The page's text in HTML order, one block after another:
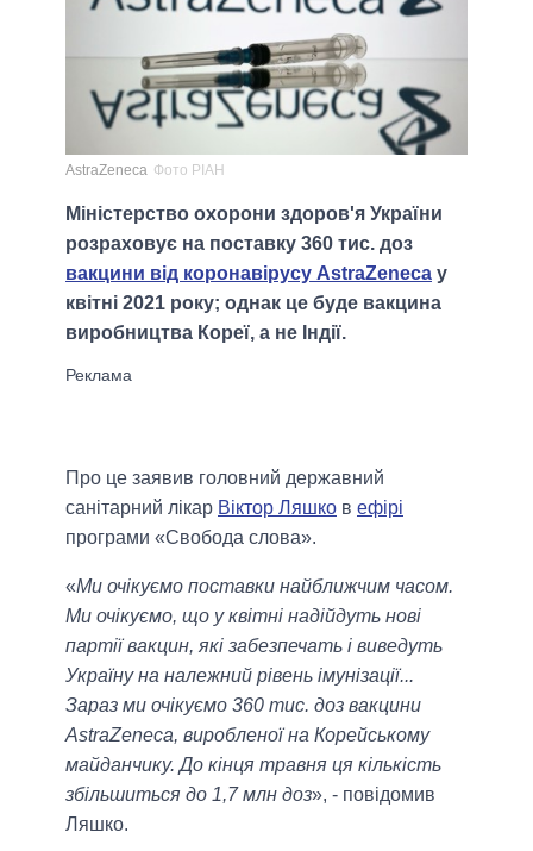
AstraZeneca Фото РІАН
Міністерство охорони здоров'я України
розраховує на поставку 360 тис. доз
вакцини від коронавірусу AstraZeneca у
квітні 2021 року; однак це буде вакцина
виробництва Кореї, а не Індії.
Про це заявив головний державний
санітарний лікар Віктор Ляшко в ефірі
програми «Свобода слова».
«Ми очікуємо поставки найближчим часом.
Ми очікуємо, що у квітні надійдуть нові
партії вакцин, які забезпечать і виведуть
Україну на належний рівень імунізації...
Зараз ми очікуємо 360 тис. доз вакцини
AstraZeneca, виробленої на Корейському
майданчику. До кінця травня ця кількість
збільшиться до 1,7 млн доз», - повідомив
Ляшко.